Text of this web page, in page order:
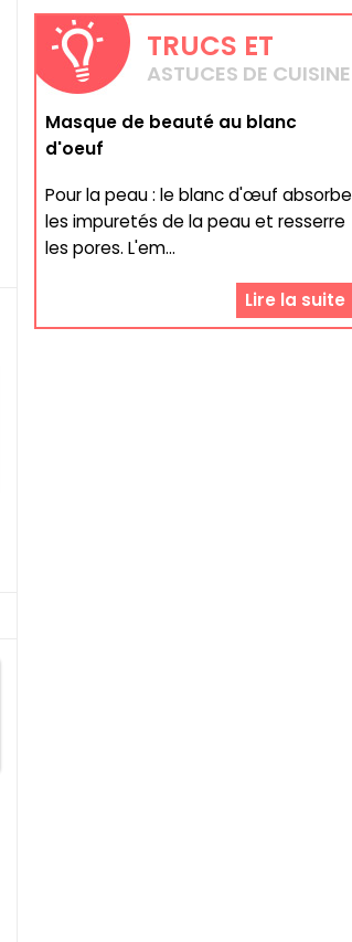
TRUCS ET
ASTUCES DE CUISINE
Masque de beauté au blanc
d'oeuf
Pour la peau : le blanc d'œuf absorbe
les impuretés de la peau et resserre
les pores. L'em...
Lire la suite